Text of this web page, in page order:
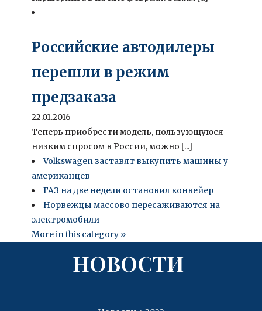
Российские автодилеры
перешли в режим
предзаказа
22.01.2016
Теперь приобрести модель, пользующуюся
низким спросом в России, можно [...]
Volkswagen заставят выкупить машины у
американцев
ГАЗ на две недели остановил конвейер
Норвежцы массово пересаживаются на
электромобили
More in this category »
НОВОСТИ